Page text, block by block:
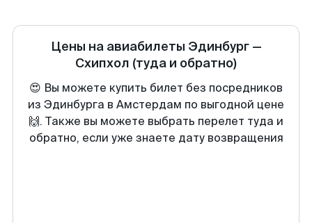
Цены на авиабилеты Эдинбург—
Схипхол (туда и обратно)
😍 Вы можете купить билет без посредников
из Эдинбурга в Амстердам по выгодной цене
🙌. Также вы можете выбрать перелет туда и
обратно, если уже знаете дату возвращения